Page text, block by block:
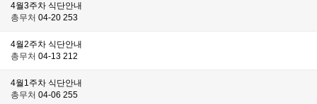
4월3주차 식단안내
총무처 04-20 253
4월2주차 식단안내
총무처 04-13 212
4월1주차 식단안내
총무처 04-06 255